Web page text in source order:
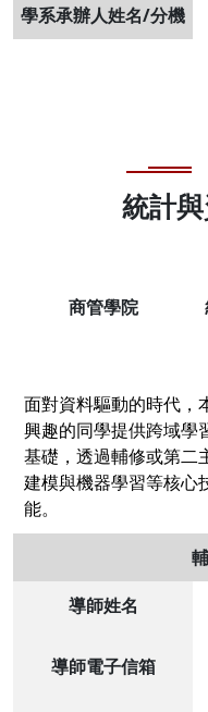
學系承辦人姓名/分機
統計
商管學院
面對資料驅動的時代，
興趣的同學提供跨域學
基礎，透過輔修或第二
建模與機器學習等核心
能。
導師姓名
導師電子信箱